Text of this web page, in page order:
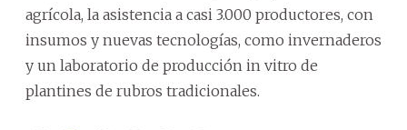
agrícola, la asistencia a casi 3.000 productores, con
insumos y nuevas tecnologías, como invernaderos
y un laboratorio de producción in vitro de
plantines de rubros tradicionales.